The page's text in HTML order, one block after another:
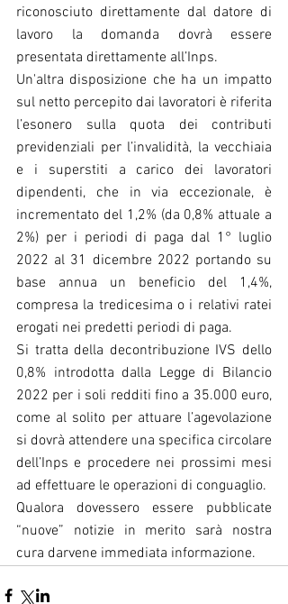
riconosciuto direttamente dal datore di
lavoro la domanda dovrà essere
presentata direttamente all’Inps.
Un'altra disposizione che ha un impatto
sul netto percepito dai lavoratori è riferita
l’esonero sulla quota dei contributi
previdenziali per l’invalidità, la vecchiaia
e i superstiti a carico dei lavoratori
dipendenti, che in via eccezionale, è
incrementato del 1,2% (da 0,8% attuale a
2%) per i periodi di paga dal 1° luglio
2022 al 31 dicembre 2022 portando su
base annua un beneficio del 1,4%,
compresa la tredicesima o i relativi ratei
erogati nei predetti periodi di paga.
Si tratta della decontribuzione IVS dello
0,8% introdotta dalla Legge di Bilancio
2022 per i soli redditi fino a 35.000 euro,
come al solito per attuare l’agevolazione
si dovrà attendere una specifica circolare
dell’Inps e procedere nei prossimi mesi
ad effettuare le operazioni di conguaglio.
Qualora dovessero essere pubblicate
“nuove” notizie in merito sarà nostra
cura darvene immediata informazione.